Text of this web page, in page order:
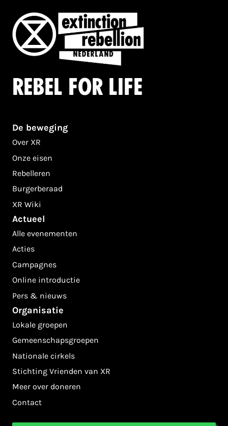
Rebel for life
De beweging
Over XR
Onze eisen
Rebelleren
Burgerberaad
XR Wiki
Actueel
Alle evenementen
Acties
Campagnes
Online introductie
Pers & nieuws
Organisatie
Lokale groepen
Gemeenschapsgroepen
Nationale cirkels
Stichting Vrienden van XR
Meer over doneren
Contact